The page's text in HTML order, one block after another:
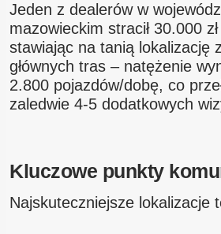
Jeden z dealerów w
mazowieckim stracił 30.000
stawiając na tanią lokalizację
głównych tras – natężenie
2.800 pojazdów/dobę, co
zaledwie 4-5 dodatkowych
Kluczowe punkty
Najskuteczniejsze lokalizacje